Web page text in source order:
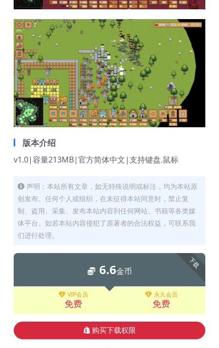
版本介绍
v1.0|容量213MB|官方简体中文|支持键盘.鼠标
声明：本站所有文章，如无特殊说明或标注，均为本站原
创发布。任何个人或组织，在未征得本站同意时，禁止复
制、盗用、采集、发布本站内容到任何网站、书籍等各类媒
体平台。如若本站内容侵犯了原著者的合法权益，可联系我
们进行处理。
下载
6.6金币
VIP会员
免费
永久会员
免费
购买下载权限